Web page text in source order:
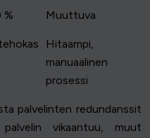
% Muuttuva
Hitaampi,
manuaalinen
prosessi
palvelinten redundanssit
vikaantuu, muut